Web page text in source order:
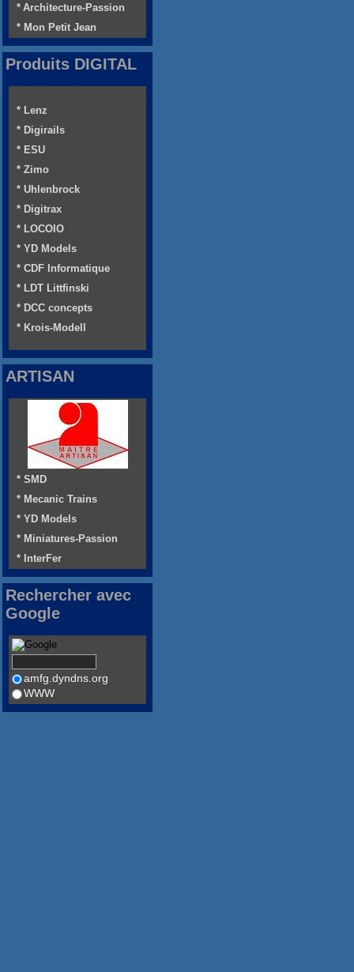
* Architecture-Passion
* Mon Petit Jean
Produits DIGITAL
* Lenz
* Digirails
* ESU
* Zimo
* Uhlenbrock
* Digitrax
* LOCOIO
* YD Models
* CDF Informatique
* LDT Littfinski
* DCC concepts
* Krois-Modell
ARTISAN
* SMD
* Mecanic Trains
* YD Models
* Miniatures-Passion
* InterFer
Rechercher avec
Google
amfg.dyndns.org
WWW